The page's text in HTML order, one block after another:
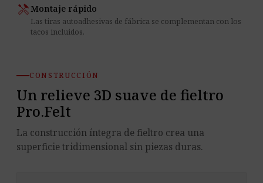
handyman Montaje rápido
Las tiras autoadhesivas de fábrica se complementan con los
tacos incluidos.
CONSTRUCCIÓN
Un relieve 3D suave de fieltro
Pro.Felt
La construcción íntegra de fieltro crea una
superficie tridimensional sin piezas duras.